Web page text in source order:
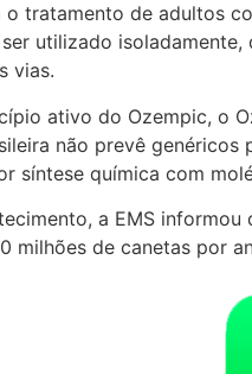
tratamento de adultos
utilizado
vias.
ativo do Ozempic, o
não prevê
síntese química com
a EMS
milhões de canetas por